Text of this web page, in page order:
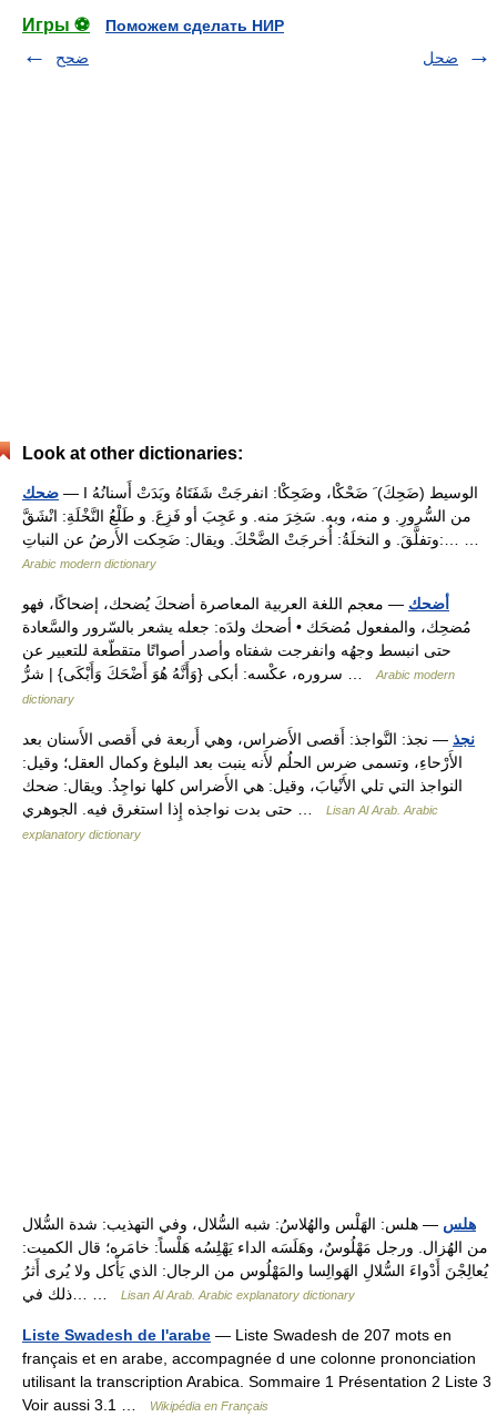
Игры ⚽
Поможем сделать НИР
ضحح
ضحل
Look at other dictionaries:
ضحك — I الوسيط (ضَحِكَ) َ ضَحْكْا، وضَحِكْا: انفرجَتْ شَفَتَاهُ وبَدَتْ أَسنانُهُ
من السُّرورِ. و منه، وبه. سَخِرَ منه. و عَجِبَ أو فَزِعَ. و طَلْعُ النَّخْلَةِ: انْشَقَّ
وتفلَّقَ. و النخلَةُ: أُخرجَتْ الضَّحْكَ. ويقال: ضَحِكت الأَرضُ عن النباتِ:… …
Arabic modern dictionary
أضحك — معجم اللغة العربية المعاصرة أضحكَ يُضحك، إضحاكًا، فهو
مُضحِك، والمفعول مُضحَك • أضحك ولدَه: جعله يشعر بالسّرور والسَّعادة
حتى انبسط وجهُه وانفرجت شفتاه وأصدر أصواتًا متقطّعة للتعبير عن
Arabic modern
dictionary
نجذ — نجذ: النَّواجذ: أَقصى الأَضراس، وهي أَربعة في أَقصى الأَسنان بعد
الأَرْحاءِ، وتسمى ضرس الحلُم لأَنه ينبت بعد البلوغ وكمال العقل؛ وقيل:
النواجذ التي تلي الأَنْيابَ، وقيل: هي الأَضراس كلها نواجِذُ. ويقال: ضحك
Lisan Al Arab. Arabic
explanatory dictionary
هلس — هلس: الهَلْس والهُلاسُ: شبه السُّلال، وفي التهذيب: شدة السُّلال
من الهُزال. ورجل مَهْلُوسٌ، وهَلَسَه الداء يَهْلِسُه هَلْساً: خامَره؛ قال الكميت:
يُعالِجْنَ أَدْواءَ السُّلالِ الهَوالِسا والمَهْلُوس من الرجال: الذي يَأْكل ولا يُرى أَثرُ
Lisan Al Arab. Arabic explanatory dictionary
Liste Swadesh de l'arabe — Liste Swadesh de 207 mots en
français et en arabe, accompagnée d une colonne prononciation
utilisant la transcription Arabica. Sommaire 1 Présentation 2 Liste 3
Voir aussi 3.1 …
Wikipédia en Français